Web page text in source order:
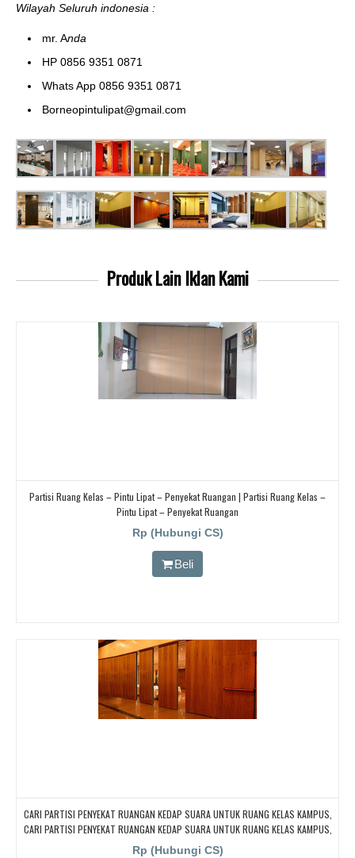
Wilayah Seluruh indonesia :
mr. Anda
HP 0856 9351 0871
Whats App 0856 9351 0871
Borneopintulipat@gmail.com
Produk LainIklan Kami
Partisi Ruang Kelas – Pintu Lipat – Penyekat Ruangan | Partisi Ruang Kelas –
Pintu Lipat – Penyekat Ruangan
Rp (Hubungi CS)
Beli
CARI PARTISI PENYEKAT RUANGAN KEDAP SUARA UNTUK RUANG KELAS KAMPUS,
CARI PARTISI PENYEKAT RUANGAN KEDAP SUARA UNTUK RUANG KELAS KAMPUS,
CARI PARTISI PENYEKAT RUANGAN KEDAP SUARA UNTUK RUANG KELAS KAMPUS,
Rp (Hubungi CS)